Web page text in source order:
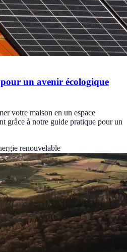
un avenir écologique
votre maison en un espace
grâce à notre guide pratique pour un
renouvelable